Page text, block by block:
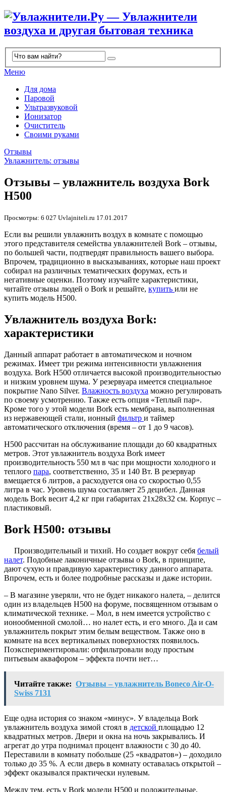
Меню
Для дома
Паровой
Ультразвуковой
Ионизатор
Очиститель
Своими руками
Отзывы
Увлажнитель: отзывы
Отзывы – увлажнитель воздуха Bork
H500
Просмотры: 6 027 Uvlajniteli.ru 17.01.2017
Если вы решили увлажнить воздух в комнате с помощью
этого представителя семейства увлажнителей Bork – отзывы,
по большей части, подтвердят правильность вашего выбора.
Впрочем, традиционно в высказываниях, которые наш проект
собирал на различных тематических форумах, есть и
негативные оценки. Поэтому изучайте характеристики,
читайте отзывы людей о Bork и решайте, купить или не
купить модель H500.
Увлажнитель воздуха Bork:
характеристики
Данный аппарат работает в автоматическом и ночном
режимах. Имеет три режима интенсивности увлажнения
воздуха. Bork H500 отличается высокой производительностью
и низким уровнем шума. У резервуара имеется специальное
покрытие Nano Silver. Влажность воздуха можно регулировать
по своему усмотрению. Также есть опция «Теплый пар».
Кроме того у этой модели Bork есть мембрана, выполненная
из нержавеющей стали, ионный фильтр и таймер
автоматического отключения (время – от 1 до 9 часов).
H500 рассчитан на обслуживание площади до 60 квадратных
метров. Этот увлажнитель воздуха Bork имеет
производительность 550 мл в час при мощности холодного и
теплого пара, соответственно, 35 и 140 Вт. В резервуар
вмещается 6 литров, а расходуется она со скоростью 0,55
литра в час. Уровень шума составляет 25 децибел. Данная
модель Bork весит 4,2 кг при габаритах 21х28х32 см. Корпус –
пластиковый.
Bork H500: отзывы
Производительный и тихий. Но создает вокруг себя белый
налет. Подобные лаконичные отзывы о Bork, в принципе,
дают сухую и правдивую характеристику данного аппарата.
Впрочем, есть и более подробные рассказы и даже истории.
– В магазине уверяли, что не будет никакого налета, – делится
один из владельцев H500 на форуме, посвященном отзывам о
климатической технике. – Мол, в нем имеется устройство с
ионообменной смолой… но налет есть, и его много. Да и сам
увлажнитель покрыт этим белым веществом. Также оно в
комнате на всех вертикальных поверхностях появилось.
Поэкспериментировали: отфильтровали воду простым
питьевым аквафором – эффекта почти нет…
Читайте также: Отзывы – увлажнитель Boneco Air-O-
Swiss 7131
Еще одна история со знаком «минус». У владельца Bork
увлажнитель воздуха зимой стоял в детской площадью 12
квадратных метров. Двери и окна на ночь закрывались. И
агрегат до утра поднимал процент влажности с 30 до 40.
Переставили в комнату побольше (25 «квадратов») – доходило
только до 35 %. А если дверь в комнату оставалась открытой –
эффект оказывался практически нулевым.
Между тем, есть у Bork модели H500 и положительные,